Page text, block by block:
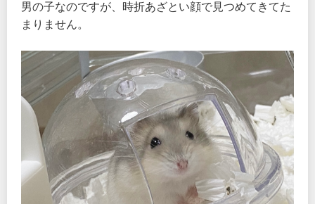
男の子なのですが、時折あざとい顔で見つめてきてた
まりません。